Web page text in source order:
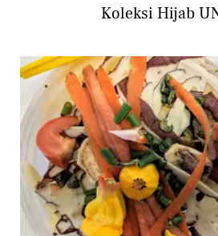
Koleksi Hijab